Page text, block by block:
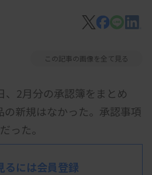
この記事の画像を全て見る
2月分の承認簿をまとめ
の新規はなかった。承認事項
った。
るには会員登録